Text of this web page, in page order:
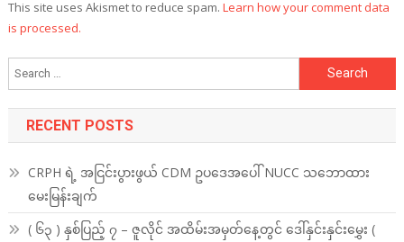
This site uses Akismet to reduce spam. Learn how your comment data
is processed.
Search
for:
RECENT POSTS
CRPH ရဲ့ အငြင်းပွားဖွယ် CDM ဥပဒေအပေါ် NUCC သဘောထား
မေးမြန်းချက်
( ၆၃ ) နှစ်ပြည့် ၇ – ဇူလိုင် အထိမ်းအမှတ်နေ့တွင် ဒေါ်နှင်းနှင်းမွှေး (